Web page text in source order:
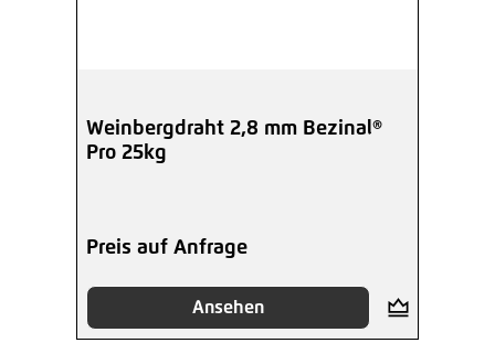
Weinbergdraht 2,8 mm Bezinal®
Pro 25kg
Preis auf Anfrage
Ansehen